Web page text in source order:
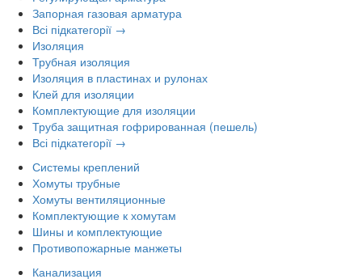
Запорная газовая арматура
Всі підкатегорії →
Изоляция
Трубная изоляция
Изоляция в пластинах и рулонах
Клей для изоляции
Комплектующие для изоляции
Труба защитная гофрированная (пешель)
Всі підкатегорії →
Системы креплений
Хомуты трубные
Хомуты вентиляционные
Комплектующие к хомутам
Шины и комплектующие
Противопожарные манжеты
Канализация